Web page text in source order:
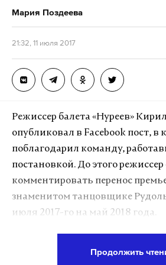
По мнению Поклонской,
направлены на разрушение
между братскими народами. А
испуганные
Народом».
Дмитрий Песков заявил, что в
причастности к
Мария Поздеева
21:32, 11 июля 2017
Режиссер балета «Нуреев»
опубликовал в Facebook пост, в
поблагодарил команду,
постановкой. До этого
комментировать перенос
знаменитом танцовщике
июля 2017-го на май 2018 года.
Продолжить